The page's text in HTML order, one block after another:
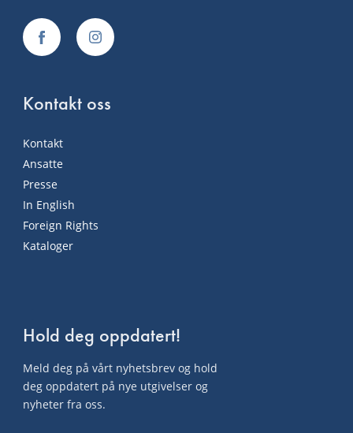
Kontakt oss
Kontakt
Ansatte
Presse
In English
Foreign Rights
Kataloger
Hold deg oppdatert!
Meld deg på vårt nyhetsbrev og hold
deg oppdatert på nye utgivelser og
nyheter fra oss.